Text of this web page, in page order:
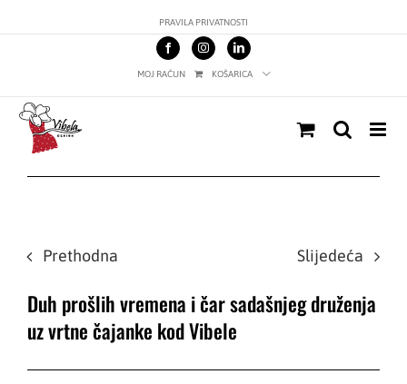
to
PRAVILA PRIVATNOSTI
MOJ RAČUN KOŠARICA
Prethodna Slijedeća
Duh prošlih vremena i čar sadašnjeg druženja
uz vrtne čajanke kod Vibele